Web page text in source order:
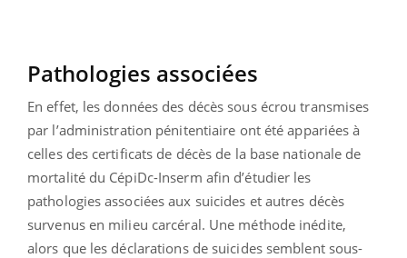
Pathologies associées
En effet, les données des décès sous écrou transmises
par l’administration pénitentiaire ont été appariées à
celles des certificats de décès de la base nationale de
mortalité du CépiDc-Inserm afin d’étudier les
pathologies associées aux suicides et autres décès
survenus en milieu carcéral. Une méthode inédite,
alors que les déclarations de suicides semblent sous-